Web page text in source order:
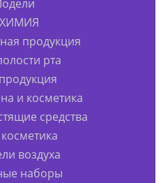
продукция
рта
и косметика
средства
воздуха
наборы